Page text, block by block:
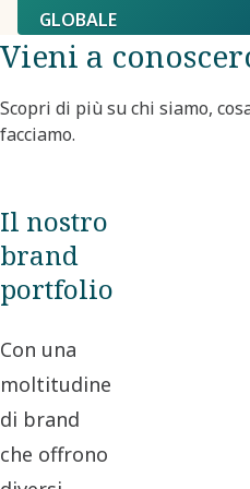
GLOBALE
Vieni a
Scopri di più su chi siamo,
facciamo.
Il nostro
brand
portfolio
Con una
moltitudine
di brand
che offrono